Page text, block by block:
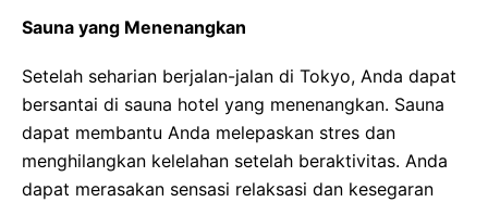
Sauna yang Menenangkan
Setelah seharian berjalan-jalan di Tokyo, Anda dapat
bersantai di sauna hotel yang menenangkan. Sauna
dapat membantu Anda melepaskan stres dan
menghilangkan kelelahan setelah beraktivitas. Anda
dapat merasakan sensasi relaksasi dan kesegaran